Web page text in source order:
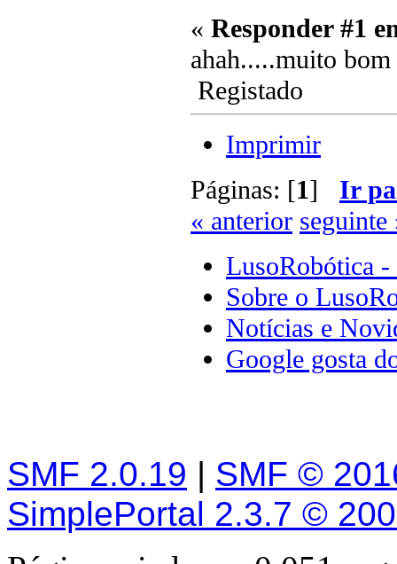
« Responder #1
ahah.....muito bom
Registado
Imprimir
Páginas: [1] Ir
« anterior seguinte
LusoRobótica -
Sobre o
Notícias e
Google gosta
SMF 2.0.19 | SMF ©
SimplePortal 2.3.7 ©